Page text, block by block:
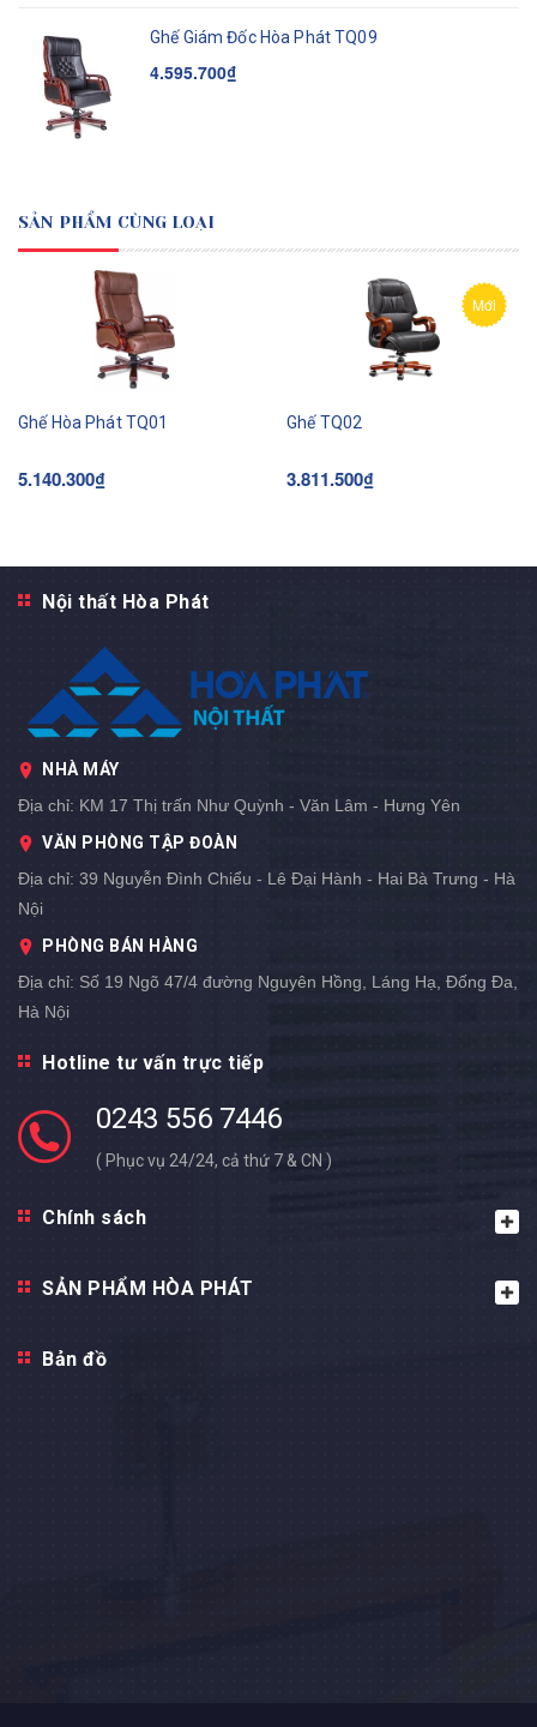
Ghế Giám Đốc Hòa Phát TQ09
4.595.700₫
SẢN PHẨM CÙNG LOẠI
Ghế Hòa Phát TQ01
5.140.300₫
Mới
Ghế TQ02
3.811.500₫
Nội thất Hòa Phát
NHÀ MÁY
Địa chỉ: KM 17 Thị trấn Như Quỳnh - Văn Lâm - Hưng Yên
VĂN PHÒNG TẬP ĐOÀN
Địa chỉ: 39 Nguyễn Đình Chiểu - Lê Đại Hành - Hai Bà Trưng - Hà
Nội
PHÒNG BÁN HÀNG
Địa chỉ: Số 19 Ngõ 47/4 đường Nguyên Hồng, Láng Hạ, Đống Đa,
Hà Nội
Hotline tư vấn trực tiếp
0243 556 7446
( Phục vụ 24/24, cả thứ 7 & CN )
Chính sách
SẢN PHẨM HÒA PHÁT
Bản đồ